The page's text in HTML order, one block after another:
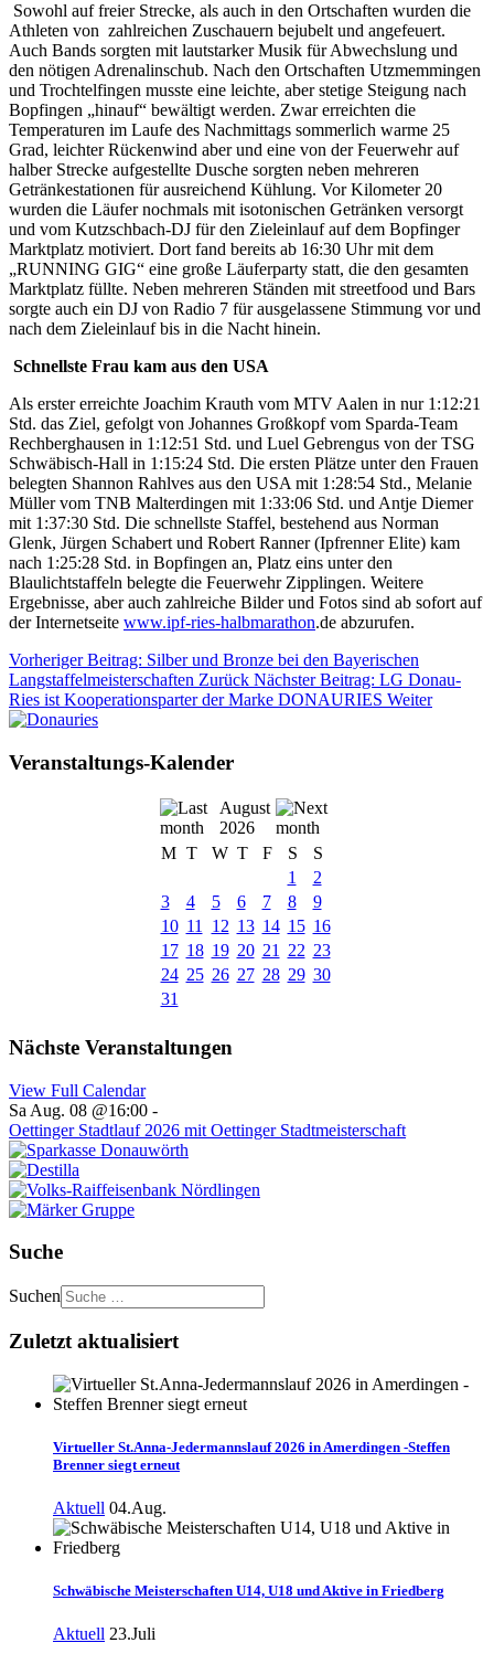
Sowohl auf freier Strecke, als auch in den Ortschaften wurden die
Athleten von zahlreichen Zuschauern bejubelt und angefeuert.
Auch Bands sorgten mit lautstarker Musik für Abwechslung und
den nötigen Adrenalinschub. Nach den Ortschaften Utzmemmingen
und Trochtelfingen musste eine leichte, aber stetige Steigung nach
Bopfingen „hinauf“ bewältigt werden. Zwar erreichten die
Temperaturen im Laufe des Nachmittags sommerlich warme 25
Grad, leichter Rückenwind aber und eine von der Feuerwehr auf
halber Strecke aufgestellte Dusche sorgten neben mehreren
Getränkestationen für ausreichend Kühlung. Vor Kilometer 20
wurden die Läufer nochmals mit isotonischen Getränken versorgt
und vom Kutzschbach-DJ für den Zieleinlauf auf dem Bopfinger
Marktplatz motiviert. Dort fand bereits ab 16:30 Uhr mit dem
„RUNNING GIG“ eine große Läuferparty statt, die den gesamten
Marktplatz füllte. Neben mehreren Ständen mit streetfood und Bars
sorgte auch ein DJ von Radio 7 für ausgelassene Stimmung vor und
nach dem Zieleinlauf bis in die Nacht hinein.
Schnellste Frau kam aus den USA
Als erster erreichte Joachim Krauth vom MTV Aalen in nur 1:12:21
Std. das Ziel, gefolgt von Johannes Großkopf vom Sparda-Team
Rechberghausen in 1:12:51 Std. und Luel Gebrengus von der TSG
Schwäbisch-Hall in 1:15:24 Std. Die ersten Plätze unter den Frauen
belegten Shannon Rahlves aus den USA mit 1:28:54 Std., Melanie
Müller vom TNB Malterdingen mit 1:33:06 Std. und Antje Diemer
mit 1:37:30 Std. Die schnellste Staffel, bestehend aus Norman
Glenk, Jürgen Schabert und Robert Ranner (Ipfrenner Elite) kam
nach 1:25:28 Std. in Bopfingen an, Platz eins unter den
Blaulichtstaffeln belegte die Feuerwehr Zipplingen. Weitere
Ergebnisse, aber auch zahlreiche Bilder und Fotos sind ab sofort auf
der Internetseite www.ipf-ries-halbmarathon.de abzurufen.
Vorheriger Beitrag: Silber und Bronze bei den Bayerischen
Langstaffelmeisterschaften Zurück Nächster Beitrag: LG Donau-
Ries ist Kooperationsparter der Marke DONAURIES Weiter
Veranstaltungs-Kalender
August
2026
M T W T F S
S
1
2
3
4 5 6 7 8
9
10 11 12 13 14 15 16
17 18 19 20 21 22 23
24 25 26 27 28 29 30
31
Nächste Veranstaltungen
View Full Calendar
Sa Aug. 08 @16:00 -
Oettinger Stadtlauf 2026 mit Oettinger Stadtmeisterschaft
Suche
Suchen
Zuletzt aktualisiert
Virtueller St.Anna-Jedermannslauf 2026 in Amerdingen -Steffen
Brenner siegt erneut
Aktuell 04.Aug.
Schwäbische Meisterschaften U14, U18 und Aktive in Friedberg
Aktuell 23.Juli